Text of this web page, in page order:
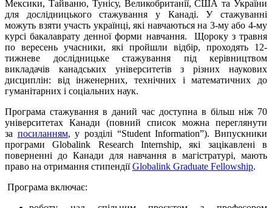
Мексики, Тайваню, Тунісу, Великобританії, США та України
для дослідницького стажування у Канаді. У стажуванні
можуть взяти участь українці, які навчаються на 3-му або 4-му
курсі бакалаврату денної форми навчання. Щороку з травня
по вересень учасники, які пройшли відбір, проходять 12-
тижневе дослідницьке стажування під керівництвом
викладачів канадських університетів з різних наукових
дисциплін: від інженерних, технічних і математичних до
гуманітарних і соціальних наук.
Програма стажування в даний час доступна в більш ніж 70
університетах Канади (повний список можна переглянути
за посиланням, у розділі “Student Information”). Випускники
програми Globalink Research Internship, які зацікавлені в
поверненні до Канади для навчання в магістратурі, мають
право на отримання стипендіїGlobalink Graduate Fellowship.
Програма включає: